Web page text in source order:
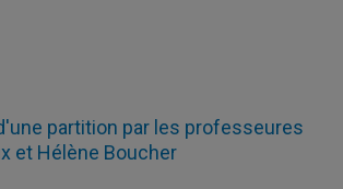
partition par les professeures
et Hélène Boucher